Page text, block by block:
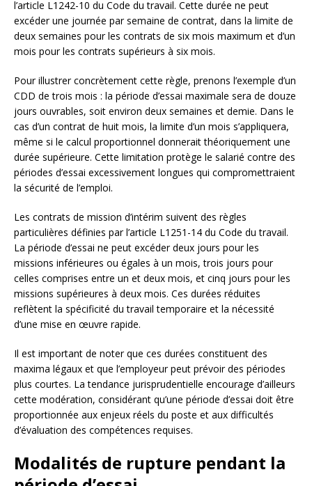
l’article L1242-10 du Code du travail. Cette durée ne peut
excéder une journée par semaine de contrat, dans la limite de
deux semaines pour les contrats de six mois maximum et d’un
mois pour les contrats supérieurs à six mois.
Pour illustrer concrètement cette règle, prenons l’exemple d’un
CDD de trois mois : la période d’essai maximale sera de douze
jours ouvrables, soit environ deux semaines et demie. Dans le
cas d’un contrat de huit mois, la limite d’un mois s’appliquera,
même si le calcul proportionnel donnerait théoriquement une
durée supérieure. Cette limitation protège le salarié contre des
périodes d’essai excessivement longues qui compromettraient
la sécurité de l’emploi.
Les contrats de mission d’intérim suivent des règles
particulières définies par l’article L1251-14 du Code du travail.
La période d’essai ne peut excéder deux jours pour les
missions inférieures ou égales à un mois, trois jours pour
celles comprises entre un et deux mois, et cinq jours pour les
missions supérieures à deux mois. Ces durées réduites
reflètent la spécificité du travail temporaire et la nécessité
d’une mise en œuvre rapide.
Il est important de noter que ces durées constituent des
maxima légaux et que l’employeur peut prévoir des périodes
plus courtes. La tendance jurisprudentielle encourage d’ailleurs
cette modération, considérant qu’une période d’essai doit être
proportionnée aux enjeux réels du poste et aux difficultés
d’évaluation des compétences requises.
Modalités de rupture pendant la